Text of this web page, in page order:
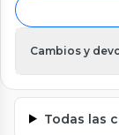
Cambios y
Todas las